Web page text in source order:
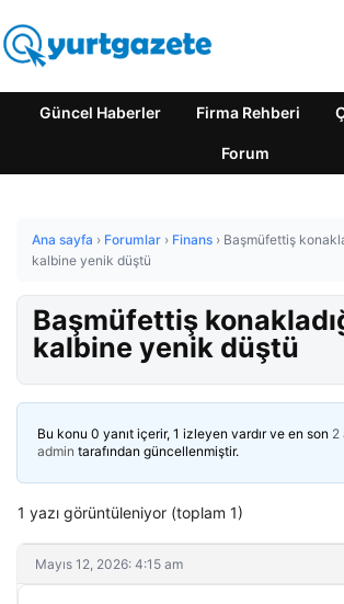
Güncel Haberler Firma Rehberi
Forum
Ana sayfa › Forumlar › Finans › Başmüfettiş
kalbine yenik düştü
Başmüfettiş
kalbine yenik düştü
Bu konu 0 yanıt içerir, 1 izleyen vardır ve en son 2
admin tarafından güncellenmiştir.
1 yazı görüntüleniyor (toplam 1)
Mayıs 12, 2026: 4:15 am